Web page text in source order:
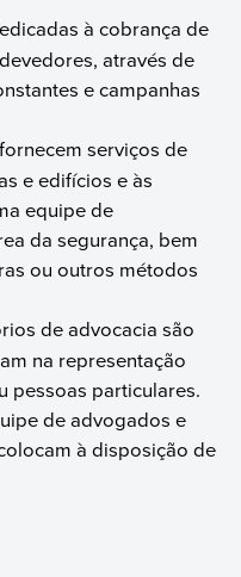
à cobrança de
através de
e campanhas
serviços de
e edifícios e às
equipe de
da segurança, bem
ou outros métodos
de advocacia são
na representação
pessoas particulares.
de advogados e
à disposição de